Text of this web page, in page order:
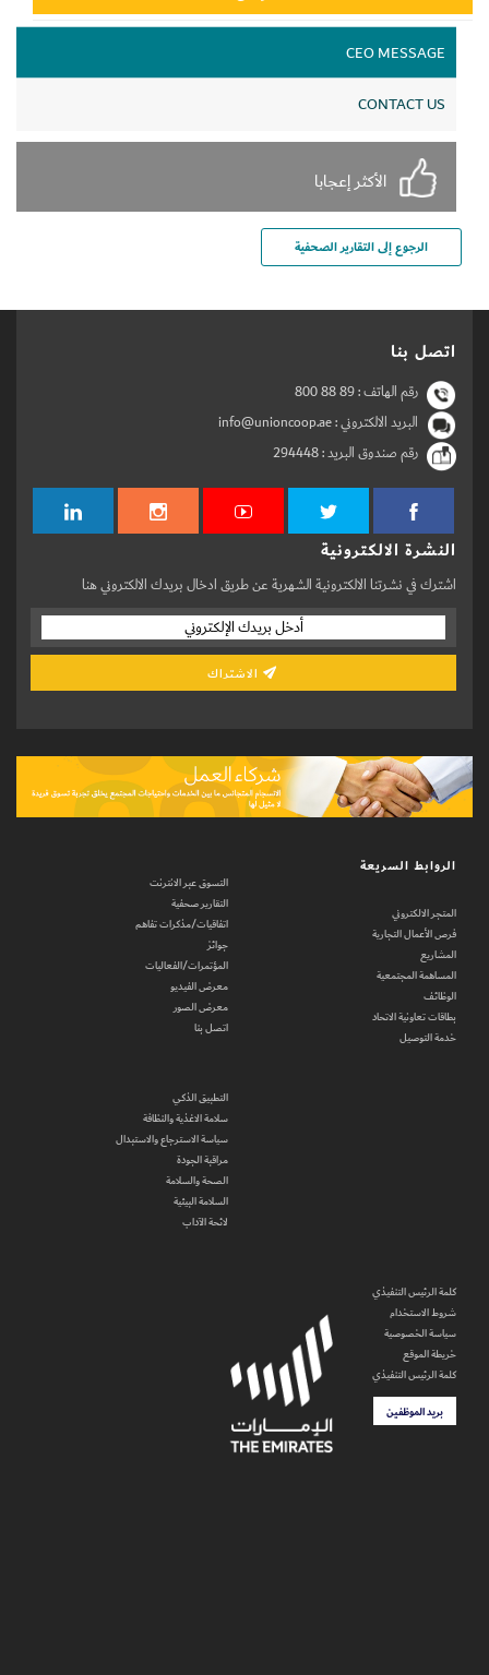
CEO MESSAGE
CONTACT US
الأكثر إعجابا
الرجوع إلى التقارير الصحفية
اتصل بنا
رقم الهاتف :800 88 89
البريد الالكتروني : info@unioncoop.ae
رقم صندوق البريد :294448
النشرة الالكترونية
اشترك في نشرتنا الالكترونية الشهرية عن طريق ادخال بريدك الالكتروني هنا
الروابط السريعة
المتجر الالكتروني
فرص الأعمال التجارية
المشاريع
المساهمة المجتمعية
الوظائف
بطاقات تعاونية الاتحاد
خدمة التوصيل
التسوق عبر الانترنت
التقارير صحفية
اتفاقيات/مذكرات تفاهم
جوائز
المؤتمرات/الفعاليات
معرض الفيديو
معرض الصور
اتصل بنا
التطبيق الذكي
سلامة الاغذية والنظافة
سياسة الاسترجاع والاستبدال
مراقبة الجودة
الصحة والسلامة
السلامة البيئية
لائحة الآداب
كلمة الرئيس التنفيذي
شروط الاستخدام
سياسة الخصوصية
خريطة الموقع
كلمة الرئيس التنفيذي
بريد الموظفين